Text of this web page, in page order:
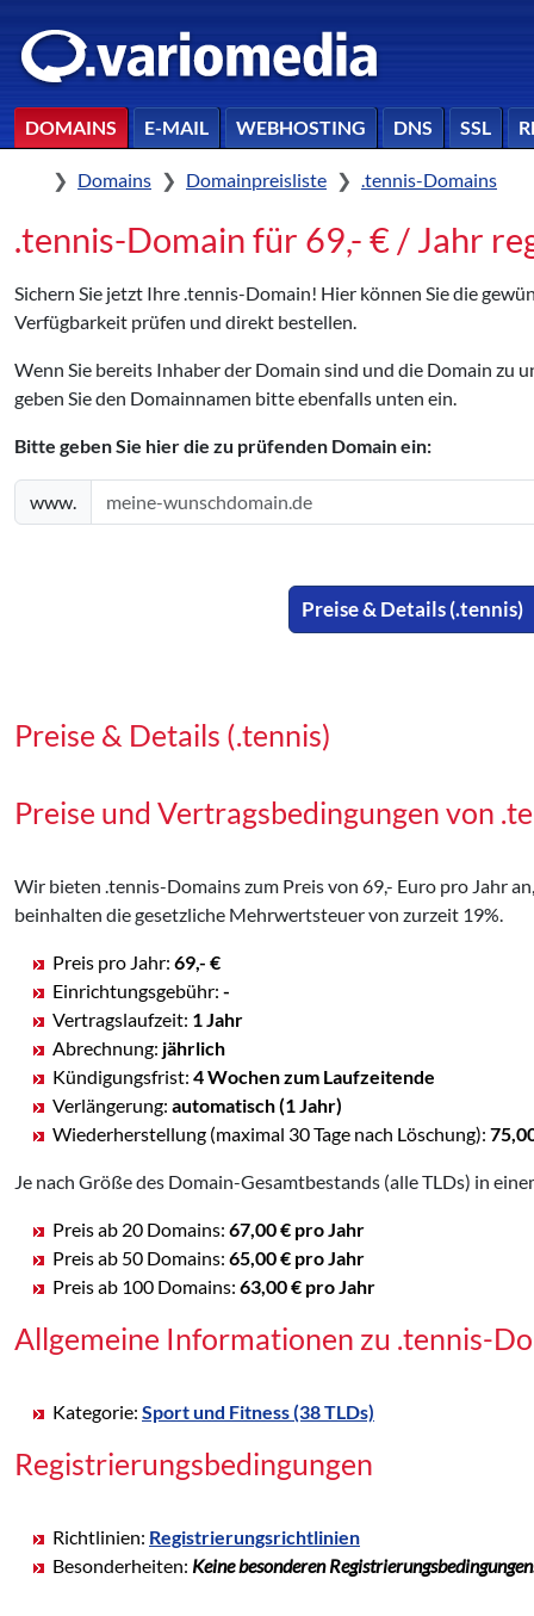
DOMAINS E-MAIL WEBHOSTING DNS SSL
HomeDomains Domainpreisliste .tennis-Domains
.tennis-Domain für 69,- € / Jahr
Sichern Sie jetzt Ihre .tennis-Domain! Hier können Sie die
Verfügbarkeit prüfen und direkt bestellen.
Wenn Sie bereits Inhaber der Domain sind und die Domain zu
geben Sie den Domainnamen bitte ebenfalls unten ein.
Bitte geben Sie hier die zu prüfenden Domain ein:
www.
Preise & Details (.tennis)
Preise & Details (.tennis)
Preise und Vertragsbedingungen von
Wir bieten .tennis-Domains zum Preis von 69,- Euro pro Jahr
beinhalten die gesetzliche Mehrwertsteuer von zurzeit 19%.
Preis pro Jahr: 69,- €
Einrichtungsgebühr: -
Vertragslaufzeit: 1 Jahr
Abrechnung: jährlich
Kündigungsfrist: 4 Wochen zum Laufzeitende
Verlängerung: automatisch (1 Jahr)
Wiederherstellung (maximal 30 Tage nach Löschung):
Je nach Größe des Domain-Gesamtbestands (alle TLDs) in
Preis ab 20 Domains: 67,00 € pro Jahr
Preis ab 50 Domains: 65,00 € pro Jahr
Preis ab 100 Domains: 63,00 € pro Jahr
Allgemeine Informationen zu .tennis-
Kategorie: Sport und Fitness (38 TLDs)
Registrierungsbedingungen
Richtlinien: Registrierungsrichtlinien
Besonderheiten: Keine besonderen